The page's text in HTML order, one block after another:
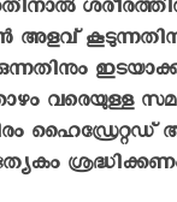
അളവ്
വരെയുള്ള
ഹൈഡ്രേറ്റഡ്